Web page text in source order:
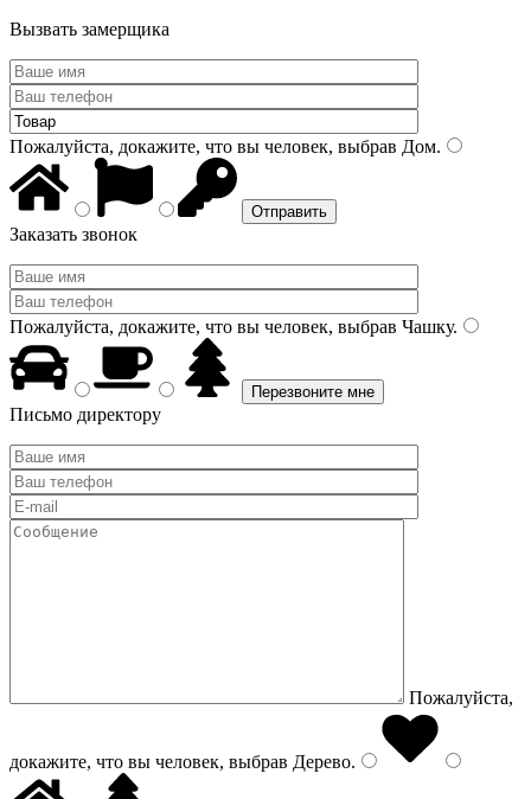
Вызвать замерщика
Пожалуйста, докажите, что вы человек, выбрав Дом.
Заказать звонок
Пожалуйста, докажите, что вы человек, выбрав Чашку.
Письмо директору
Пожалуйста,
докажите, что вы человек, выбрав Дерево.